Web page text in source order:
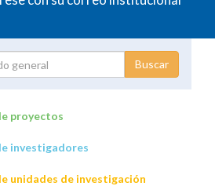
proyectos
investigadores
unidades de investigación